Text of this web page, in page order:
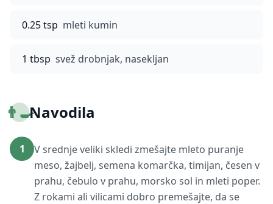
0.25 tsp mleti kumin
1 tbsp svež drobnjak, nasekljan
👨‍🍳Navodila
1
V srednje veliki skledi zmešajte mleto puranje
meso, žajbelj, semena komarčka, timijan, česen v
prahu, čebulo v prahu, morsko sol in mleti poper.
Z rokami ali vilicami dobro premešajte, da se